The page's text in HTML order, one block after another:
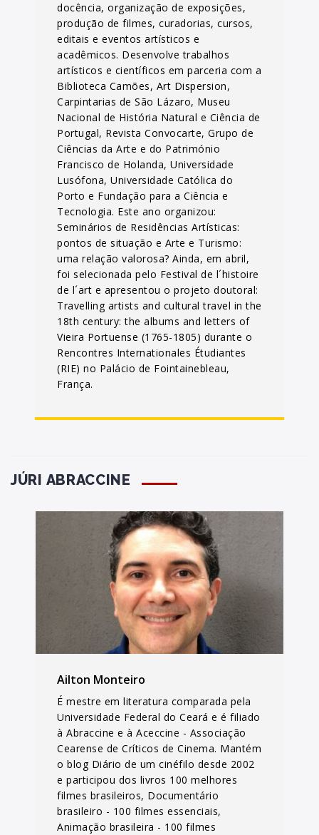
docência, organização de exposições,
produção de filmes, curadorias, cursos,
editais e eventos artísticos e
acadêmicos. Desenvolve trabalhos
artísticos e científicos em parceria com a
Biblioteca Camões, Art Dispersion,
Carpintarias de São Lázaro, Museu
Nacional de História Natural e Ciência de
Portugal, Revista Convocarte, Grupo de
Ciências da Arte e do Património
Francisco de Holanda, Universidade
Lusófona, Universidade Católica do
Porto e Fundação para a Ciência e
Tecnologia. Este ano organizou:
Seminários de Residências Artísticas:
pontos de situação e Arte e Turismo:
uma relação valorosa? Ainda, em abril,
foi selecionada pelo Festival de l´histoire
de l´art e apresentou o projeto doutoral:
Travelling artists and cultural travel in the
18th century: the albums and letters of
Vieira Portuense (1765-1805) durante o
Rencontres Internationales Étudiantes
(RIE) no Palácio de Fointainebleau,
França.
JÚRI ABRACCINE
Ailton Monteiro
É mestre em literatura comparada pela
Universidade Federal do Ceará e é filiado
à Abraccine e à Aceccine - Associação
Cearense de Críticos de Cinema. Mantém
o blog Diário de um cinéfilo desde 2002
e participou dos livros 100 melhores
filmes brasileiros, Documentário
brasileiro - 100 filmes essenciais,
Animação brasileira - 100 filmes